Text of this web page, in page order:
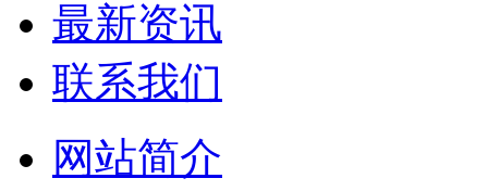
最新资讯
联系我们
网站简介